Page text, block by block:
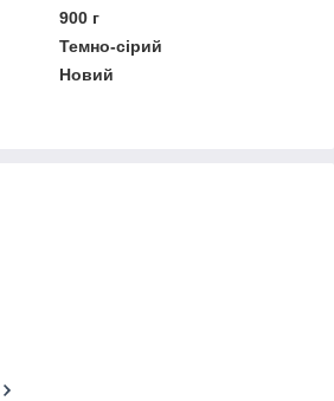
900 г
Темно-сірий
Новий